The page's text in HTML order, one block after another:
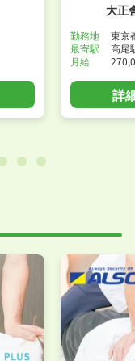
大正
勤務地
東京
最寄駅
高尾
月給
詳